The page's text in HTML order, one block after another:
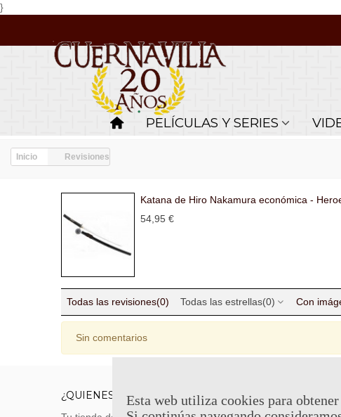
}
PELÍCULAS Y SERIES
Inicio Revisiones
Katana de Hiro Nakamura económica -
54,95 €
Todas las revisiones(0) Todas las estrellas(0) Con
Sin comentarios
¿QUIENES SOMOS? ENVÍOS Y
Esta web utiliza cookies para